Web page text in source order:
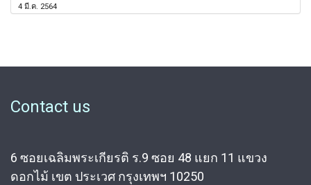
4 มี.ค. 2564
Contact us
6 ซอยเฉลิมพระเกียรติ ร.9 ซอย 48 แยก 11 แขวง
ดอกไม้ เขต ประเวศ กรุงเทพฯ 10250